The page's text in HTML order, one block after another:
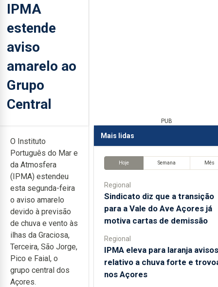
IPMA
estende
aviso
amarelo ao
Grupo
Central
O Instituto
Português do Mar e
da Atmosfera
(IPMA) estendeu
esta segunda-feira
o aviso amarelo
devido à previsão
de chuva e vento às
ilhas da Graciosa,
Terceira, São Jorge,
Pico e Faial, o
grupo central dos
Açores.
PUB
Mais lidas
Hoje Semana Mês
Regional
Sindicato diz que a transição
para a Vale do Ave Açores já
motiva cartas de demissão
Regional
IPMA eleva para laranja avisos
relativo a chuva forte e
nos Açores